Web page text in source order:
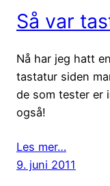
Så var
Nå har jeg hatt
tastatur siden
de som tester er
også!
Les mer…
9. juni 2011